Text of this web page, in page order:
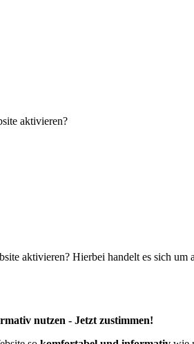
aktivieren?
aktivieren? Hierbei handelt es sich
nutzen - Jetzt zustimmen!